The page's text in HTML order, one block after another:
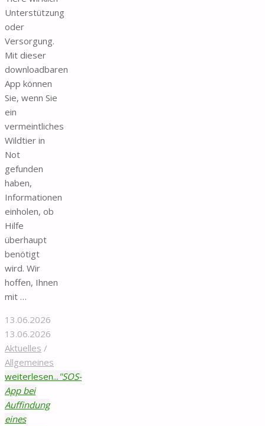
Unterstützung
oder
Versorgung.
Mit dieser
downloadbaren
App können
Sie, wenn Sie
ein
vermeintliches
Wildtier in
Not
gefunden
haben,
Informationen
einholen, ob
Hilfe
überhaupt
benötigt
wird. Wir
hoffen, Ihnen
mit …
13.06.2026
13.06.2026
Aktuelles /
Allgemeines
weiterlesen... "SOS-
App bei
Auffindung
eines